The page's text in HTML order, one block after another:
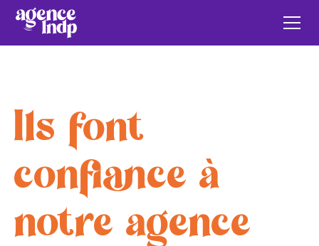
Ils font
confiance à
notre agence